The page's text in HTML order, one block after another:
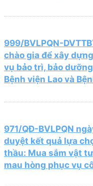
999/BVLPQN-
chào gia để xây
vụ bảo trì, bảo
Bệnh viện Lao và
971/QĐ-BVLPQN
duyệt kết quả lựa
thầu: Mua sắm vật
mau hòng phục vụ